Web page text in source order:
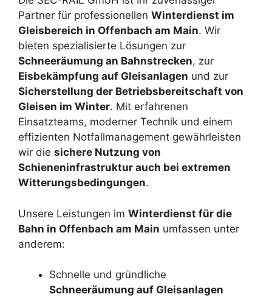
Partner für professionellen Winterdienst im
Gleisbereich in Offenbach am Main. Wir
bieten spezialisierte Lösungen zur
Schneeräumung an Bahnstrecken, zur
Eisbekämpfung auf Gleisanlagen und zur
Sicherstellung der Betriebsbereitschaft von
Gleisen im Winter. Mit erfahrenen
Einsatzteams, moderner Technik und einem
effizienten Notfallmanagement gewährleisten
wir die sichere Nutzung von
Schieneninfrastruktur auch bei extremen
Witterungsbedingungen.
Unsere Leistungen im Winterdienst für die
Bahn in Offenbach am Main umfassen unter
anderem:
Schnelle und gründliche
Schneeräumung auf Gleisanlagen